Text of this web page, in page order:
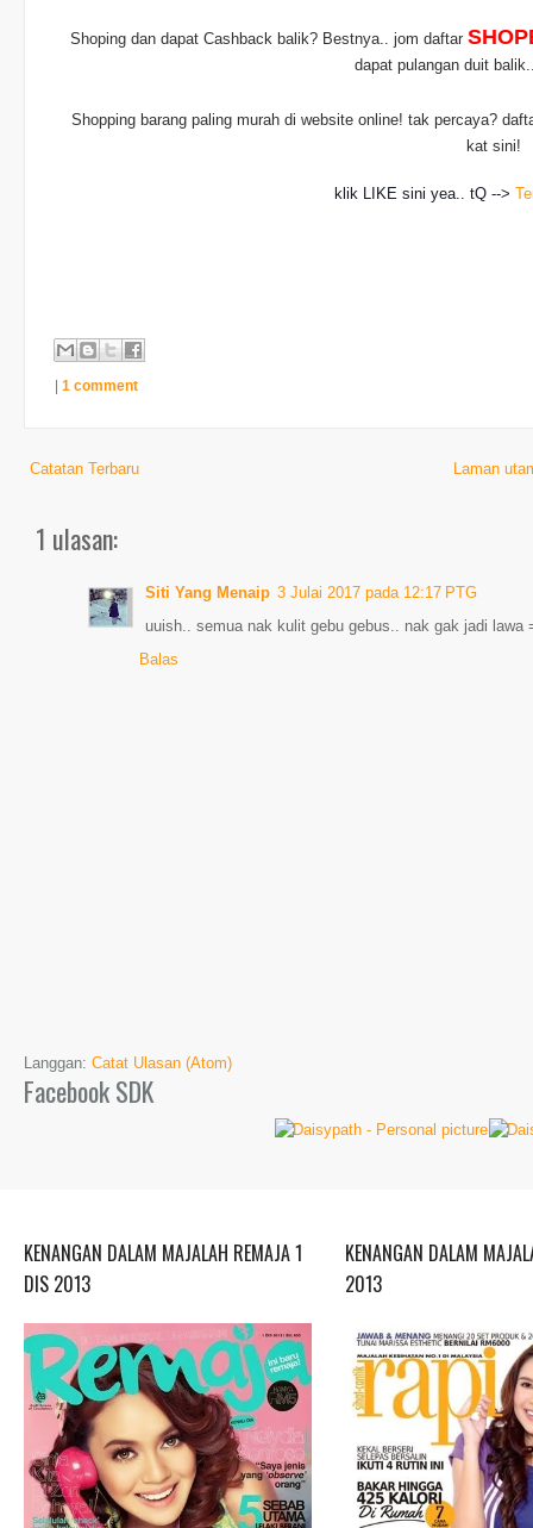
Shoping dan dapat Cashback balik? Bestnya.. jom daftar
dapat pulangan duit
Shopping barang paling murah di website online! tak percaya?
kat sini!
klik LIKE sini yea.. tQ -->
| 1 comment
Catatan Terbaru Laman
1 ulasan:
Siti Yang Menaip 3 Julai 2017 pada 12:17 PTG
uuish.. semua nak kulit gebu gebus.. nak gak jadi lawa
Balas
Langgan: Catat Ulasan (Atom)
Facebook SDK
KENANGAN DALAM MAJALAH REMAJA 1
DIS 2013
KENANGAN DALAM
2013